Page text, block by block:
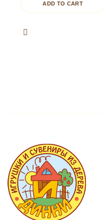
ADD TO CART